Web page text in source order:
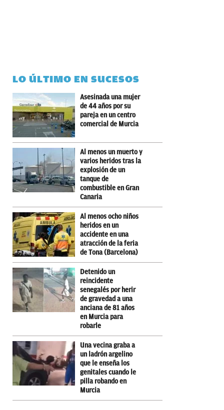
LO ÚLTIMO EN SUCESOS
Asesinada una mujer
de 44 años por su
pareja en un centro
comercial de Murcia
Al menos un muerto y
varios heridos tras la
explosión de un
tanque de
combustible en Gran
Canaria
Al menos ocho niños
heridos en un
accidente en una
atracción de la feria
de Tona (Barcelona)
Detenido un
reincidente
senegalés por herir
de gravedad a una
anciana de 81 años
en Murcia para
robarle
Una vecina graba a
un ladrón argelino
que le enseña los
genitales cuando le
pilla robando en
Murcia